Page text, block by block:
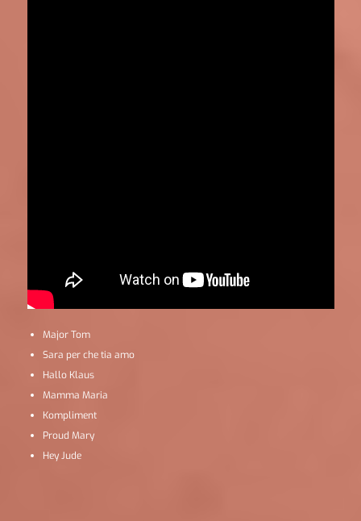
Major Tom
Sara per che tia amo
Hallo Klaus
Mamma Maria
Kompliment
Proud Mary
Hey Jude